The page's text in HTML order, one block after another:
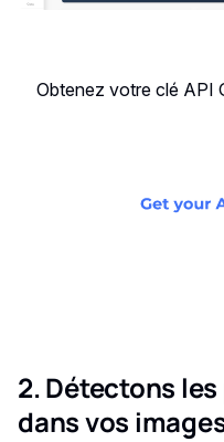
Obtenez votre clé API
2. Détectons
dans vos